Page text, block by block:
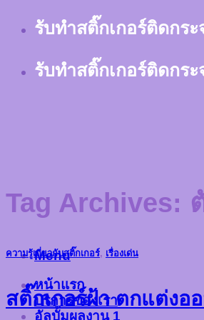
รับทำสติ๊กเกอร์ติดกร
รับทำสติ๊กเกอร์ติดกร
Menu
หน้าแรก
บริการของเรา
อัลบั้มผลงาน 1
Tag Archives:
ความรู้เกี่ยวกับสติ๊กเกอร์, เรื่องเด่น
สติ๊กเกอร์ฝ้า ตกแต่ง